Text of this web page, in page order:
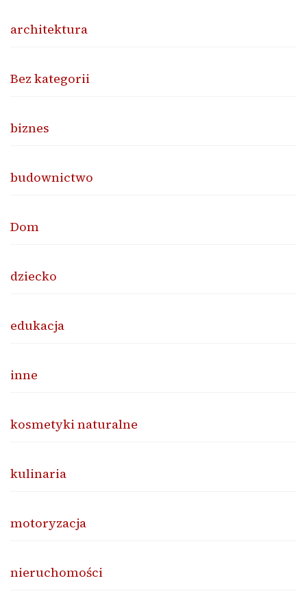
architektura
Bez kategorii
biznes
budownictwo
Dom
dziecko
edukacja
inne
kosmetyki naturalne
kulinaria
motoryzacja
nieruchomości